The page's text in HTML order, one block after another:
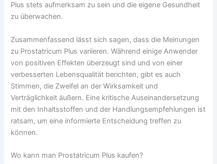
Plus stets aufmerksam zu sein und die eigene Gesundheit
zu überwachen.
Zusammenfassend lässt sich sagen, dass die Meinungen
zu Prostatricum Plus variieren. Während einige Anwender
von positiven Effekten überzeugt sind und von einer
verbesserten Lebensqualität berichten, gibt es auch
Stimmen, die Zweifel an der Wirksamkeit und
Verträglichkeit äußern. Eine kritische Auseinandersetzung
mit den Inhaltsstoffen und der Handlungsempfehlungen ist
ratsam, um eine informierte Entscheidung treffen zu
können.
Wo kann man Prostatricum Plus kaufen?